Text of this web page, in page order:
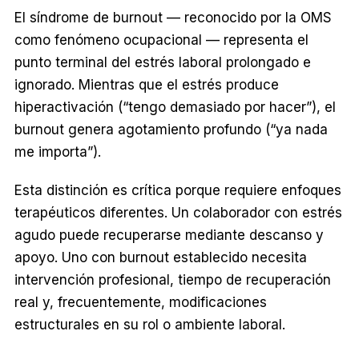
El síndrome de burnout — reconocido por la OMS
como fenómeno ocupacional — representa el
punto terminal del estrés laboral prolongado e
ignorado. Mientras que el estrés produce
hiperactivación (“tengo demasiado por hacer”), el
burnout genera agotamiento profundo (“ya nada
me importa”).
Esta distinción es crítica porque requiere enfoques
terapéuticos diferentes. Un colaborador con estrés
agudo puede recuperarse mediante descanso y
apoyo. Uno con burnout establecido necesita
intervención profesional, tiempo de recuperación
real y, frecuentemente, modificaciones
estructurales en su rol o ambiente laboral.